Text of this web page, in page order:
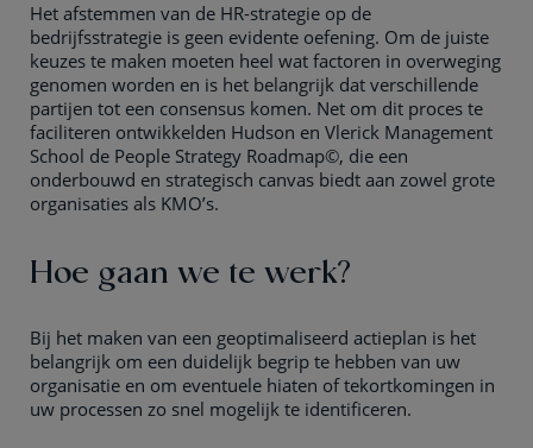
Het afstemmen van de HR-strategie op de
bedrijfsstrategie is geen evidente oefening. Om de juiste
keuzes te maken moeten heel wat factoren in overweging
genomen worden en is het belangrijk dat verschillende
partijen tot een consensus komen. Net om dit proces te
faciliteren ontwikkelden Hudson en Vlerick Management
School de People Strategy Roadmap©, die een
onderbouwd en strategisch canvas biedt aan zowel grote
organisaties als KMO’s.
Hoe gaan we te werk?
Bij het maken van een geoptimaliseerd actieplan is het
belangrijk om een duidelijk begrip te hebben van uw
organisatie en om eventuele hiaten of tekortkomingen in
uw processen zo snel mogelijk te identificeren.